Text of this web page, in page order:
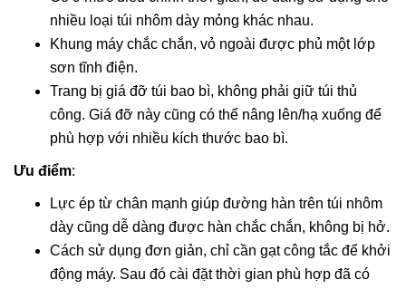
nhiều loại túi nhôm dày mỏng khác nhau.
Khung máy chắc chắn, vỏ ngoài được phủ một lớp
sơn tĩnh điện.
Trang bị giá đỡ túi bao bì, không phải giữ túi thủ
công. Giá đỡ này cũng có thể nâng lên/hạ xuống để
phù hợp với nhiều kích thước bao bì.
Ưu điểm:
Lực ép từ chân mạnh giúp đường hàn trên túi nhôm
dày cũng dễ dàng được hàn chắc chắn, không bị hở.
Cách sử dụng đơn giản, chỉ cần gạt công tắc để khởi
động máy. Sau đó cài đặt thời gian phù hợp đã có